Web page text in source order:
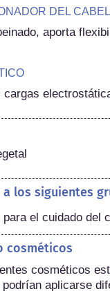
DEL
aporta
cargas
a los siguientes
el cuidado del
cosméticos
cosméticos
podrían aplicarse